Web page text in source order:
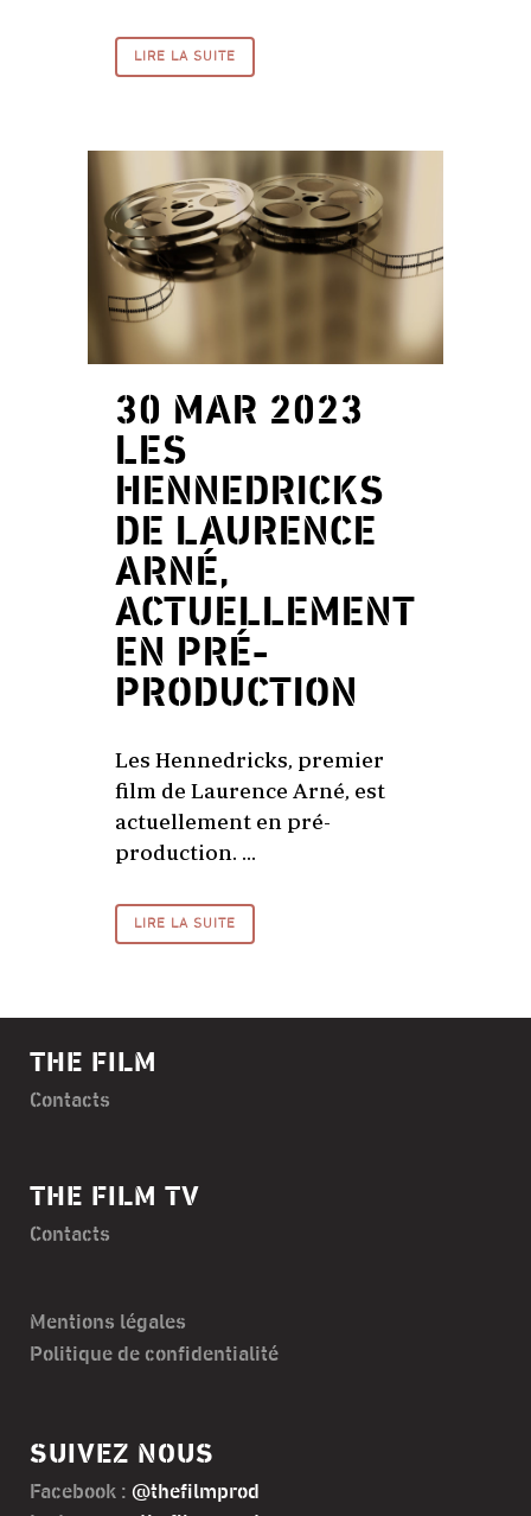
LIRE LA SUITE
30 MAR 2023
LES
HENNEDRICKS
DE LAURENCE
ARNÉ,
ACTUELLEMENT
EN PRÉ-
PRODUCTION
Les Hennedricks, premier
film de Laurence Arné, est
actuellement en pré-
production. ...
LIRE LA SUITE
THE FILM
Contacts
THE FILM TV
Contacts
Mentions légales
Politique de confidentialité
SUIVEZ NOUS
Facebook : @thefilmprod